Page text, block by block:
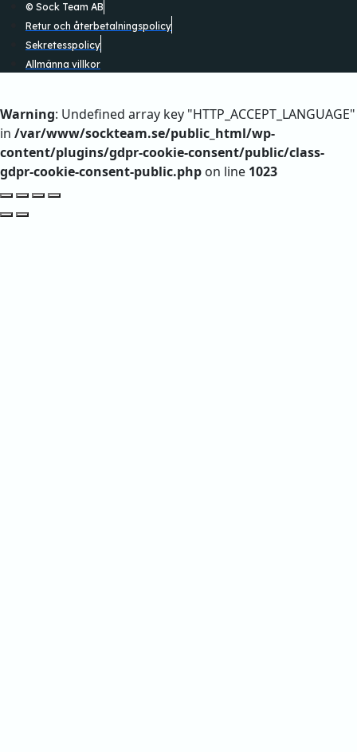
© Sock Team AB
Retur och återbetalningspolicy
Sekretesspolicy
Allmänna villkor
Warning: Undefined array key "HTTP_ACCEPT_LANGUAGE"
in /var/www/sockteam.se/public_html/wp-
content/plugins/gdpr-cookie-consent/public/class-
gdpr-cookie-consent-public.php on line 1023